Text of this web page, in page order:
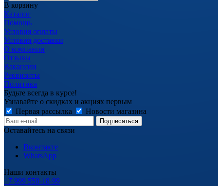
В корзину
Каталог
Помощь
Условия оплаты
Условия доставки
О компании
Отзывы
Вакансии
Реквизиты
Политика
Будьте всегда в курсе!
Узнавайте о скидках и акциях первым
Первая рассылка
Новости магазина
Оставайтесь на связи
Вконтакте
WhatsApp
Наши контакты
+7 999 558-18-99